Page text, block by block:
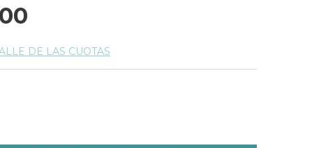
DE LAS CUOTAS